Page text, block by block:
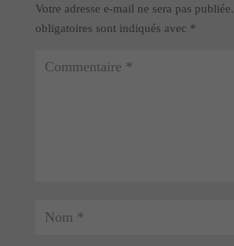
Votre adresse e-mail ne sera pas publiée.
obligatoires sont indiqués avec *